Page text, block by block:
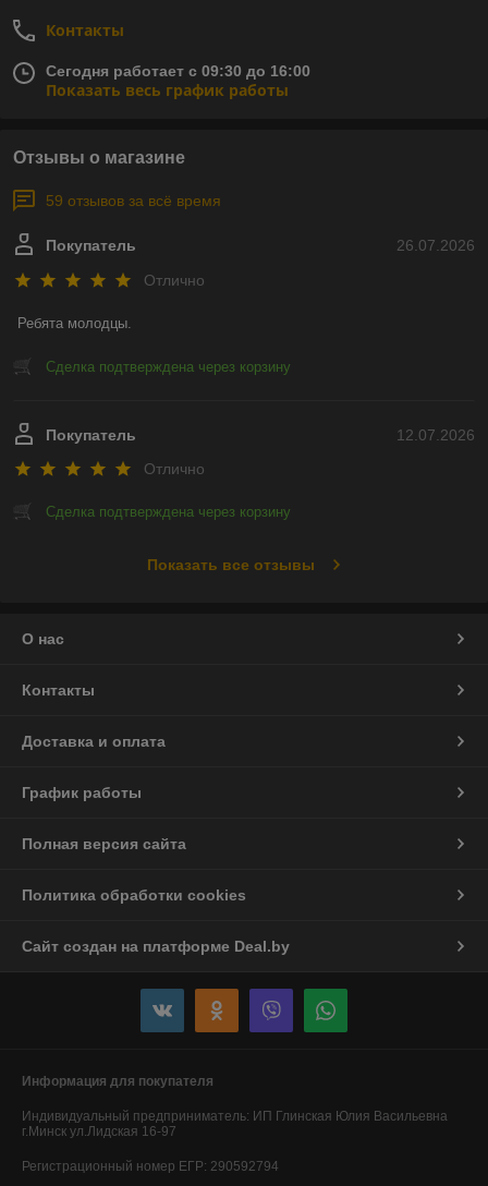
Контакты
Сегодня работает с 09:30 до 16:00
Показать весь график работы
Отзывы о магазине
59 отзывов за всё время
26.07.2026
Покупатель
Отлично
Ребята молодцы.
Сделка подтверждена через корзину
12.07.2026
Покупатель
Отлично
Сделка подтверждена через корзину
Показать все отзывы
О нас
Контакты
Доставка и оплата
График работы
Полная версия сайта
Политика обработки cookies
Сайт создан на платформе Deal.by
Информация для покупателя
Индивидуальный предприниматель: ИП Глинская Юлия Васильевна
г.Минск ул.Лидская 16-97
Регистрационный номер ЕГР: 290592794